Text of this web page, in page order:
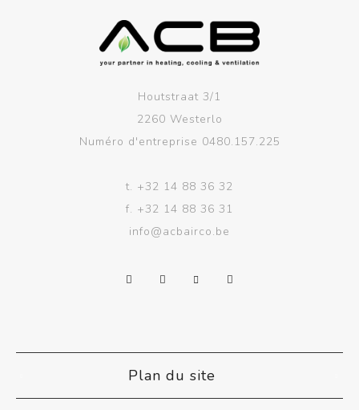
Houtstraat 3/1
2260 Westerlo
Numéro d'entreprise 0480.157.225
t. +32 14 88 36 32
f. +32 14 88 36 31
info@acbairco.be
Plan du site